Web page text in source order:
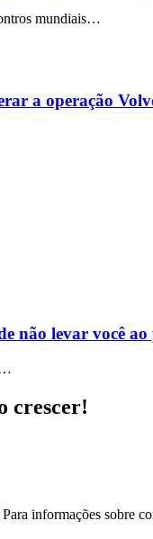
mundiais…
a operação
não levar você
crescer!
informações sobre